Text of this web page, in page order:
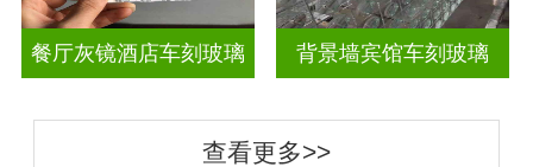
餐厅灰镜酒店车刻玻璃 背景墙宾馆车刻玻璃
查看更多>>